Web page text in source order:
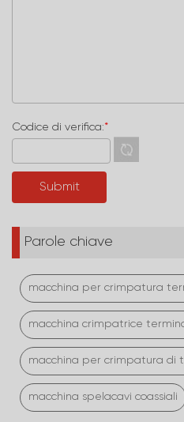
Codice di verifica:*
Parole chiave
macchina per crimpatura
macchina crimpatrice
macchina per crimpatura di
macchina spelacavi coassiali